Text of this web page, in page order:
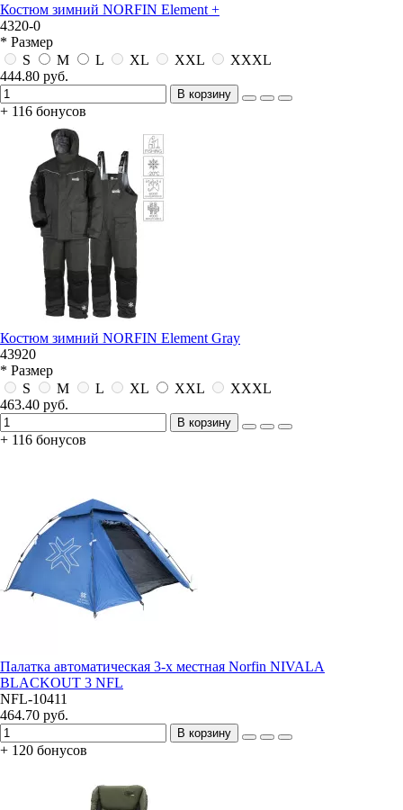
Костюм зимний NORFIN Element +
4320-0
* Размер
S
M L XL XXL
XXXL
444.80 руб.
В корзину
+ 116 бонусов
Костюм зимний NORFIN Element Gray
43920
* Размер
S
M L XL XXL
XXXL
463.40 руб.
В корзину
+ 116 бонусов
Палатка автоматическая 3-х местная Norfin NIVALA
BLACKOUT 3 NFL
NFL-10411
464.70 руб.
В корзину
+ 120 бонусов